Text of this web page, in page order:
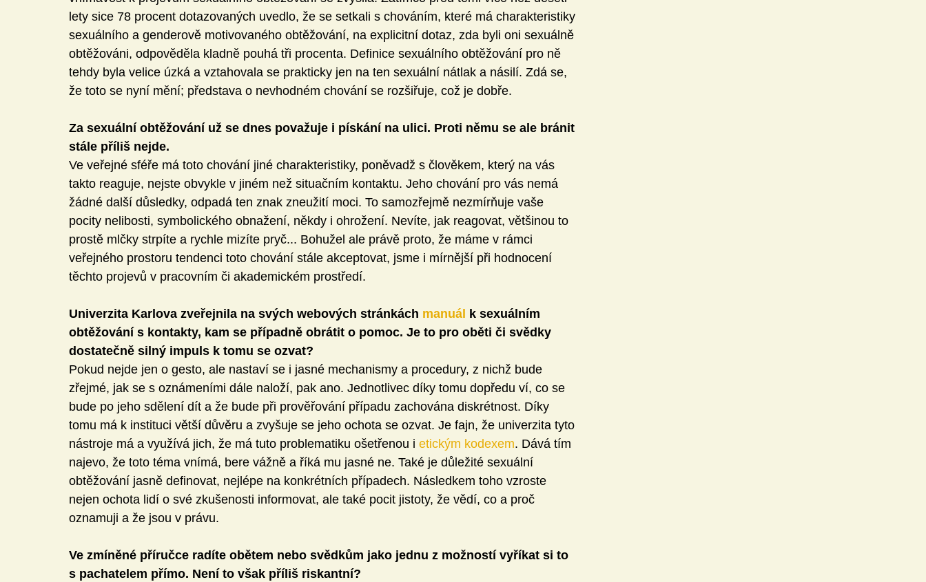
lety sice 78 procent dotazovaných uvedlo, že se setkali s chováním, které má charakteristiky
sexuálního a genderově motivovaného obtěžování, na explicitní dotaz, zda byli oni sexuálně
obtěžováni, odpověděla kladně pouhá tři procenta. Definice sexuálního obtěžování pro ně
tehdy byla velice úzká a vztahovala se prakticky jen na ten sexuální nátlak a násilí. Zdá se,
že toto se nyní mění; představa o nevhodném chování se rozšiřuje, což je dobře.
Za sexuální obtěžování už se dnes považuje i pískání na ulici. Proti němu se ale bránit
stále příliš nejde.
Ve veřejné sféře má toto chování jiné charakteristiky, poněvadž s člověkem, který na vás
takto reaguje, nejste obvykle v jiném než situačním kontaktu. Jeho chování pro vás nemá
žádné další důsledky, odpadá ten znak zneužití moci. To samozřejmě nezmírňuje vaše
pocity nelibosti, symbolického obnažení, někdy i ohrožení. Nevíte, jak reagovat, většinou to
prostě mlčky strpíte a rychle mizíte pryč... Bohužel ale právě proto, že máme v rámci
veřejného prostoru tendenci toto chování stále akceptovat, jsme i mírnější při hodnocení
těchto projevů v pracovním či akademickém prostředí.
Univerzita Karlova zveřejnila na svých webových stránkách manuál
k sexuálním
obtěžování s kontakty, kam se případně obrátit o pomoc. Je to pro oběti či svědky
dostatečně silný impuls k tomu se ozvat?
Pokud nejde jen o gesto, ale nastaví se i jasné mechanismy a procedury, z nichž bude
zřejmé, jak se s oznámeními dále naloží, pak ano. Jednotlivec díky tomu dopředu ví, co se
bude po jeho sdělení dít a že bude při prověřování případu zachována diskrétnost. Díky
tomu má k instituci větší důvěru a zvyšuje se jeho ochota se ozvat. Je fajn, že univerzita tyto
nástroje má a využívá jich, že má tuto problematiku ošetřenou i etickým kodexem. Dává tím
najevo, že toto téma vnímá, bere vážně a říká mu jasné ne. Také je důležité sexuální
obtěžování jasně definovat, nejlépe na konkrétních případech. Následkem toho vzroste
nejen ochota lidí o své zkušenosti informovat, ale také pocit jistoty, že vědí, co a proč
oznamuji a že jsou v právu.
Ve zmíněné příručce radíte obětem nebo svědkům jako jednu z možností vyříkat si to
s pachatelem přímo. Není to však příliš riskantní?